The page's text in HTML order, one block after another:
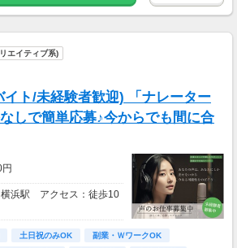
エイティブ系)
ト/未経験者歓迎) 「ナレーター
しで簡単応募♪今からでも間に合
横浜駅 アクセス：徒歩10
土日祝のみOK
副業・ＷワークOK